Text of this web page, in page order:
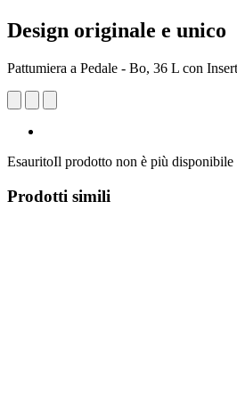
Design originale e unico
Pattumiera a Pedale - Bo, 36 L con
EsauritoIl prodotto non è più disponibile
Prodotti simili